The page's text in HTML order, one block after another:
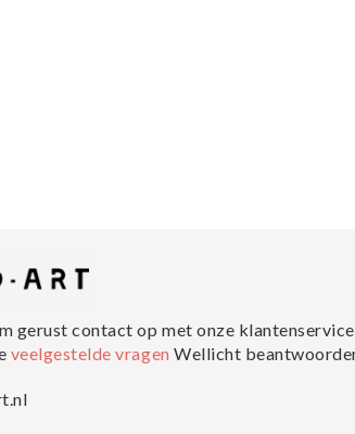
gerust contact op met onze
veelgestelde vragenWellicht